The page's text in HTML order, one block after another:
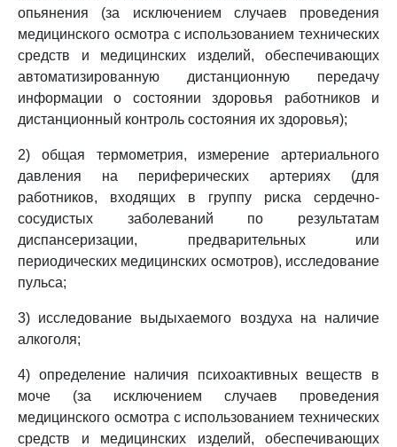
опьянения (за исключением случаев проведения
медицинского осмотра с использованием технических
средств и медицинских изделий, обеспечивающих
автоматизированную дистанционную передачу
информации о состоянии здоровья работников и
дистанционный контроль состояния их здоровья);
2) общая термометрия, измерение артериального
давления на периферических артериях (для
работников, входящих в группу риска сердечно-
сосудистых заболеваний по результатам
диспансеризации, предварительных или
периодических медицинских осмотров), исследование
пульса;
3) исследование выдыхаемого воздуха на наличие
алкоголя;
4) определение наличия психоактивных веществ в
моче (за исключением случаев проведения
медицинского осмотра с использованием технических
средств и медицинских изделий, обеспечивающих